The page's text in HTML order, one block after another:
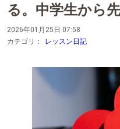
る。中学生から
2026年01月25日 07:58
カテゴリ：
レッスン日記